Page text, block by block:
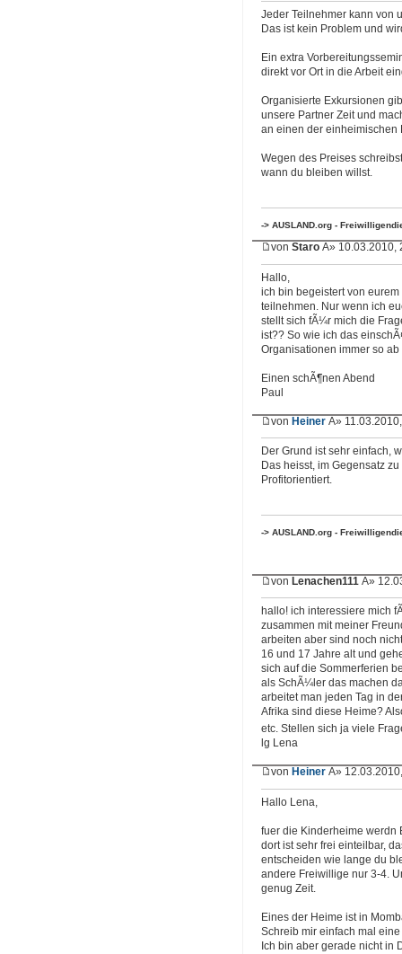
Jeder Teilnehmer kann von
Das ist kein Problem und
Ein extra
direkt vor Ort in die Arbeit
Organisierte Exkursionen
unsere Partner Zeit und
an einen der einheimischen
Wegen des Preises
wann du bleiben willst.
-> AUSLAND.org -
von Staro Â» 10.03.2010,
Hallo,
ich bin begeistert von
teilnehmen. Nur wenn ich
stellt sich fÃ¼r mich die
ist?? So wie ich das
Organisationen immer so ab
Einen schÃ¶nen Abend
Paul
von Heiner Â»
Der Grund ist sehr einfach,
Das heisst, im Gegensatz
Profitorientiert.
-> AUSLAND.org -
von Lenachen111 Â»
hallo! ich interessiere mich
zusammen mit meiner
arbeiten aber sind noch
16 und 17 Jahre alt und
sich auf die Sommerferien
als SchÃ¼ler das machen
arbeitet man jeden Tag in
Afrika sind diese Heime?
etc. Stellen sich ja viele
lg Lena
von Heiner Â»
Hallo Lena,
fuer die Kinderheime werdn
dort ist sehr frei einteilbar,
entscheiden wie lange du
andere Freiwillige nur 3-4.
genug Zeit.
Eines der Heime ist in
Schreib mir einfach mal
Ich bin aber gerade nicht in